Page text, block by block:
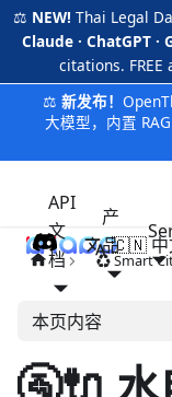
⚖️ NEW! Thai Legal
Claude · ChatGPT ·
citations. FREE
⚖️新发布！
大模型，内置
iApp
API
文
档
产
品🇨🇳 中
♻️ Smart
本页内容